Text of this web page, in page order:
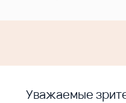
Уважаемые